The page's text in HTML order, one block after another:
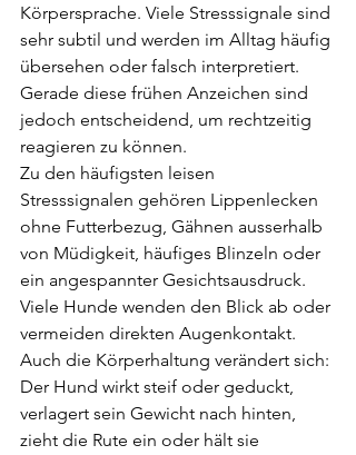
Körpersprache. Viele Stresssignale sind
sehr subtil und werden im Alltag häufig
übersehen oder falsch interpretiert.
Gerade diese frühen Anzeichen sind
jedoch entscheidend, um rechtzeitig
reagieren zu können.
Zu den häufigsten leisen
Stresssignalen gehören Lippenlecken
ohne Futterbezug, Gähnen ausserhalb
von Müdigkeit, häufiges Blinzeln oder
ein angespannter Gesichtsausdruck.
Viele Hunde wenden den Blick ab oder
vermeiden direkten Augenkontakt.
Auch die Körperhaltung verändert sich:
Der Hund wirkt steif oder geduckt,
verlagert sein Gewicht nach hinten,
zieht die Rute ein oder hält sie